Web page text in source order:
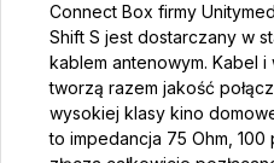
Connect Box firmy
Shift S jest dostarczany w
kablem antenowym. Kabel
tworzą razem jakość
wysokiej klasy kino
to impedancja 75 Ohm,